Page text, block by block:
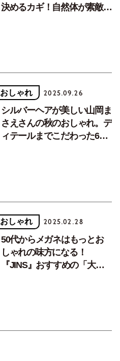
決めるカギ！自然体が素敵な
おしゃれ 2025.09.26
シルバーヘアが美しい山岡ま
さえさんの秋のおしゃれ。デ
ィテールまでこだわった60
おしゃれ 2025.02.28
50代からメガネはもっとお
しゃれの味方になる！
『JINS』おすすめの「大人